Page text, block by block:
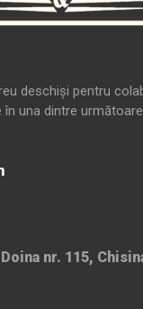
deschiși pentru
una dintre
nr. 115,